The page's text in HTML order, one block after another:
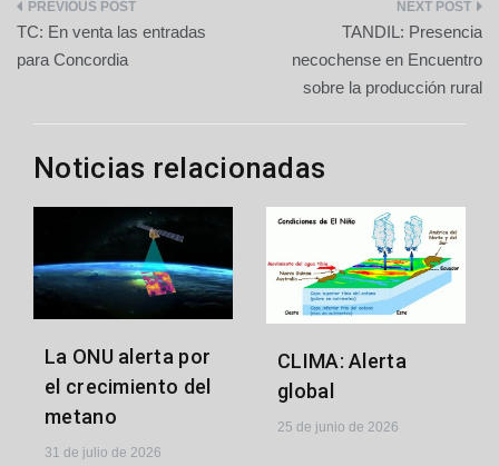
Navegación
de
TC: En venta las entradas
para Concordia
TANDIL: Presencia
necochense en Encuentro
sobre la producción rural
Noticias relacionadas
La ONU alerta por
el crecimiento del
metano
31 de julio de 2026
CLIMA: Alerta
global
25 de junio de 2026